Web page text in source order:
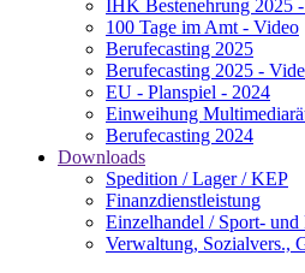
IHK Bestenehrung 2025
100 Tage im Amt - Video
Berufecasting 2025
Berufecasting 2025 -
EU - Planspiel - 2024
Einweihung
Berufecasting 2024
Downloads
Spedition / Lager / KEP
Finanzdienstleistung
Einzelhandel / Sport- und
Verwaltung, Sozialvers.,